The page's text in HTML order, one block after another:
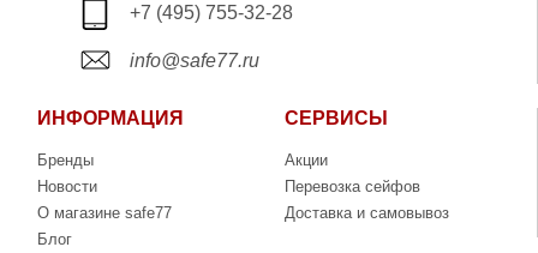
+7 (495) 755-32-28
info@safe77.ru
ИНФОРМАЦИЯ
Бренды
Новости
О магазине safe77
Блог
СЕРВИСЫ
Акции
Перевозка сейфов
Доставка и самовывоз